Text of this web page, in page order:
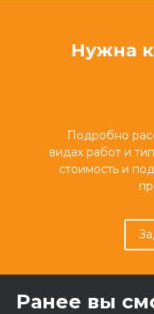
Нужна
Подробно
видах работ и
стоимость и
Ранее вы